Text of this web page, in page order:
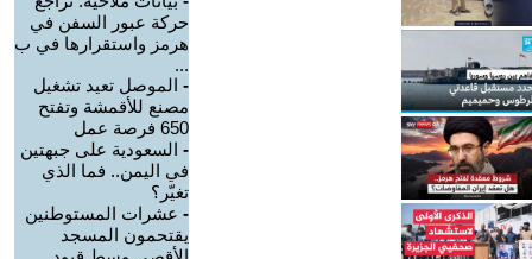
حركة عبور السفن في
هرمز واستقرارها في ب
...
- الموصل تعيد تشغيل
مصنع للأقمشة وتفتح
650 فرصة عمل
- السعودية على جبهتين
في اليمن.. فما الذي
تغيّر؟
- عشرات المستوطنين
يقتحمون المسجد